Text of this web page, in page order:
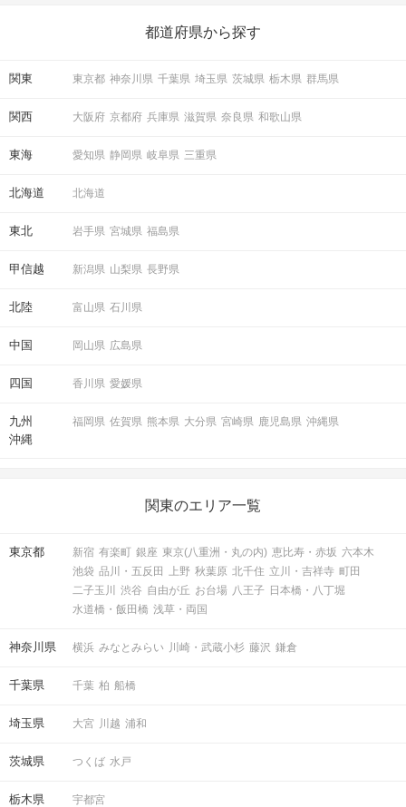
定刻になったら・・・
③はじめましての方と自己紹介
・お茶やかんたんなお菓子をご用意します
STEP3 解散
最後に、オープンチャット
写真の共有や次回の活動日をこちらに掲載し
づけされていない為
いません。
・初めての方でも参加しやすいようにサーク
アクセス
開催場所
有楽町駅から徒歩1分
の楽しいことアイデアを集めました♪ いままさに楽しいことを探し
都道府県から探す
関東 東京都 神奈川県 千葉県 埼玉県 茨城県 栃木県 群馬県
関西 大阪府 京都府 兵庫県 滋賀県 奈良県 和歌山県
東海 愛知県 静岡県 岐阜県 三重県
北海道 北海道
東北 岩手県 宮城県 福島県
甲信越 新潟県 山梨県 長野県
北陸 富山県 石川県
中国 岡山県 広島県
四国 香川県 愛媛県
九州
沖縄
福岡県 佐賀県 熊本県 大分県 宮崎県 鹿児島県 沖縄県
関東のエリア一覧
東京都 新宿 有楽町 銀座 東京(八重洲・丸の内) 恵比寿・赤坂 六本木
池袋 品川・五反田 上野 秋葉原 北千住 立川・吉祥寺 町田
二子玉川
渋谷 自由が丘 お台場 八王子 日本橋・八丁堀
水道橋・飯田橋 浅草・両国
神奈川県 横浜 みなとみらい 川崎・武蔵小杉 藤沢 鎌倉
千葉県 千葉 柏 船橋
埼玉県 大宮 川越 浦和
茨城県 つくば 水戸
栃木県 宇都宮